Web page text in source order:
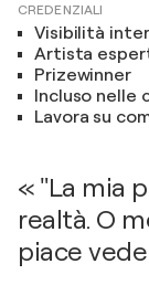
CREDENZIALI
Visibilità
Artista
Prizewinner
Incluso nelle
Lavora su
« "La mia
realtà. O
piace